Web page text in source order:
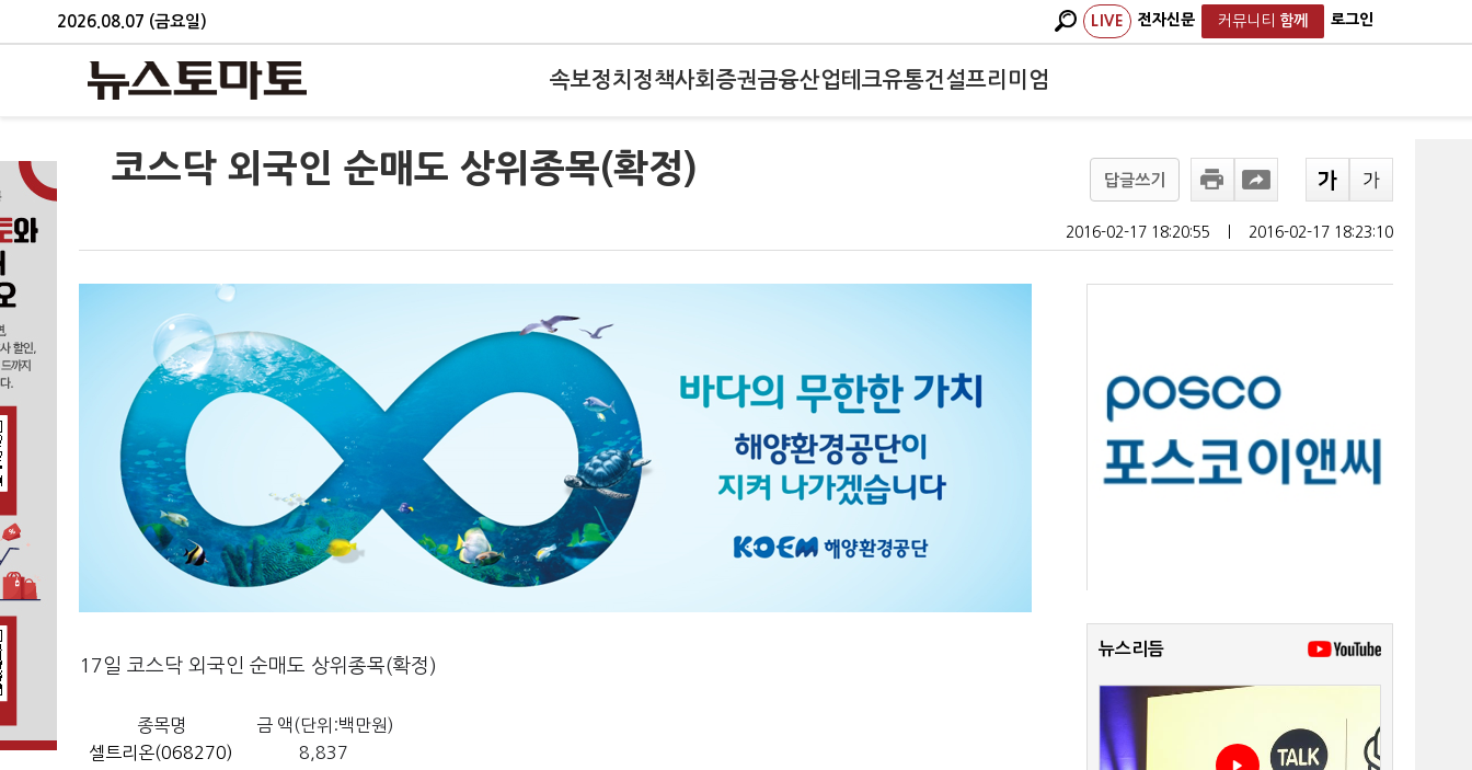
2026.08.07 (금요일) LIVE 전자신문 커뮤니티 함께 로그인
속보정치 정책사회 증권금융산업테크유통건설프리미엄
코스닥 외국인 순매도 상위종목(확정) 답글쓰기
2016-02-17 18:20:55 2016-02-17 18:23:10
17일 코스닥 외국인 순매도 상위종목(확정)
종목명
금 액(단위:백만원)
셀트리온(068270)
8,837
뉴스리듬